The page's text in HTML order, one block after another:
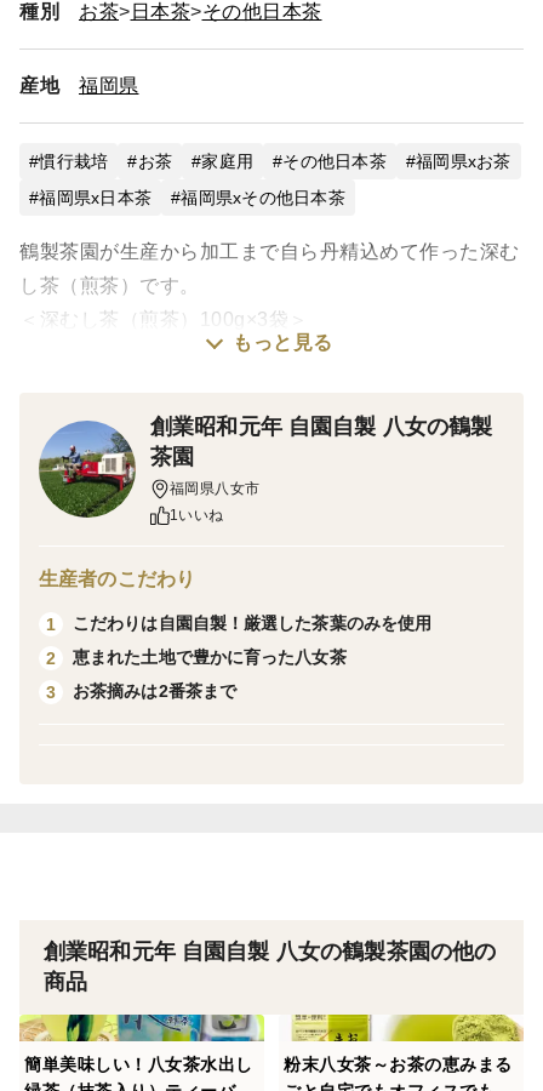
種別 お茶 日本茶 その他日本茶
産地 福岡県
慣行栽培 お茶 家庭用 その他日本茶
福岡県xお茶
福岡県x日本茶
福岡県xその他日本茶
鶴製茶園が生産から加工まで自ら丹精込めて作った深む
し茶（煎茶）です。
＜深むし茶（煎茶）100g×3袋＞
普通煎茶よりも蒸し時間を長くした煎茶で、水色は濃
＜生産地・加工地＞
福岡県八女市立花町
1人あたり2〜3g（ティースプーン1杯）:5人で10g
湯の量 1人あたり80cc（湯呑み8分目）、抽出温度は70
抽出時間は1分がおすすめですがお好みで調整してくだ
茶師、健太朗が栽培から仕上げまでの全てを自らの手で
仕上げ、厳選した茶葉のみを使用しています。
＜産地の特徴＞
もっと見る
創業昭和元年 自園自製 八女の鶴製
茶園
福岡県八女市
1いいね
生産者のこだわり
1
こだわりは自園自製！厳選した茶葉のみを使用
2
恵まれた土地で豊かに育った八女茶
3
お茶摘みは2番茶まで
創業昭和元年 自園自製 八女の鶴製茶園の他の
商品
簡単美味しい！八女茶水出し
粉末八女茶～お茶の恵みまる